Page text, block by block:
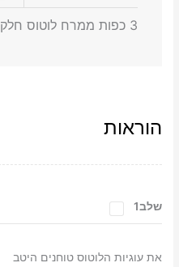
3 כפות ממרח לוטוס חלק
הוראות
שלב1
את עוגיות הלוטוס טוחנים היטב